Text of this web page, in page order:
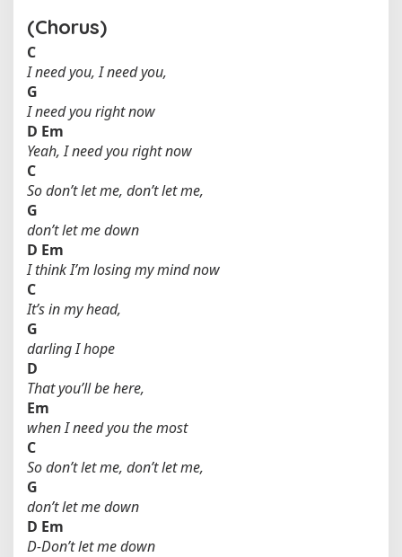
(Chorus)
C
I need you, I need you,
G
I need you right now
D Em
Yeah, I need you right now
C
So don’t let me, don’t let me,
G
don’t let me down
D Em
I think I’m losing my mind now
C
It’s in my head,
G
darling I hope
D
That you’ll be here,
Em
when I need you the most
C
So don’t let me, don’t let me,
G
don’t let me down
D Em
D-Don’t let me down